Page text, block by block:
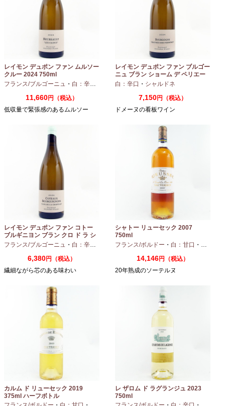
レイモン デュポン ファン ムルソー
クルー 2024 750ml
フランス/ブルゴーニュ ・ 白：辛口 シャルドネ
11,660円（税込）
低収量で緊張感のあるムルソー
レイモン デュポン ファン ブルゴー
ニュ ブラン ショーム デ ペリエー
ル 2024 750ml
白：辛口 ・ シャルドネ
7,150円（税込）
ドメーヌの看板ワイン
レイモン デュポン ファン コトー
ブルギニヨン ブラン クロ ド ラ シ
ャペル 2024 750ml
フランス/ブルゴーニュ ・ 白：辛口 シャルドネ
6,380円（税込）
繊細ながら芯のある味わい
シャトー リューセック 2007
750ml
フランス/ボルドー ・ 白：甘口 ・
14,146円（税込）
20年熟成のソーテルヌ
カルム ド リューセック 2019
375ml ハーフボトル
レ ザロム ド ラグランジュ 2023
750ml